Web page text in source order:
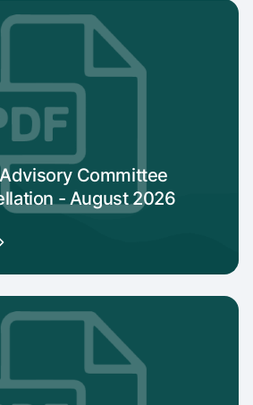
Committee
- August 2026
Utilities Policy Advisory
Utilities Policy Advisory